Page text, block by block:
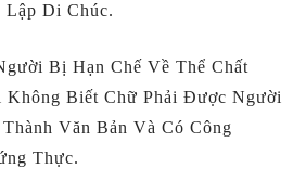
Di Chúc.
Bị Hạn Chế Về Thể Chất
Không Biết Chữ Phải Được Người
Văn Bản Và Có Công
Thực.